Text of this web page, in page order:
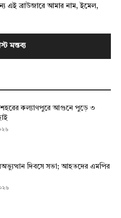
এই ব্রাউজারে আমার নাম, ইমেল,
শহরের কল্যাণপুরে আগুনে পুড়ে ৩
দিবসে সভা; আহতদের এমপির